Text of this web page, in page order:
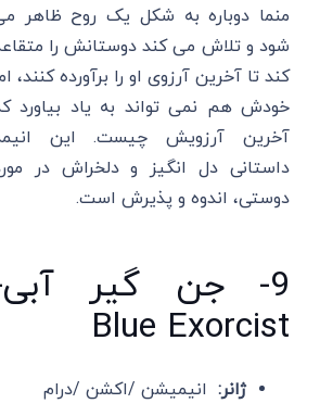
منما دوباره به‌ شکل یک روح ظاهر
شود و تلاش می کند دوستانش را
کند تا آخرین آرزوی او را برآورده کنند،
خودش هم نمی تواند به یاد بیاورد
آخرین آرزویش چیست. این
داستانی دل انگیز و دلخراش در
دوستی، اندوه و پذیرش است.
9- جن گیر
Blue Exorcist
ژانر: انیمیشن /اکشن /درام